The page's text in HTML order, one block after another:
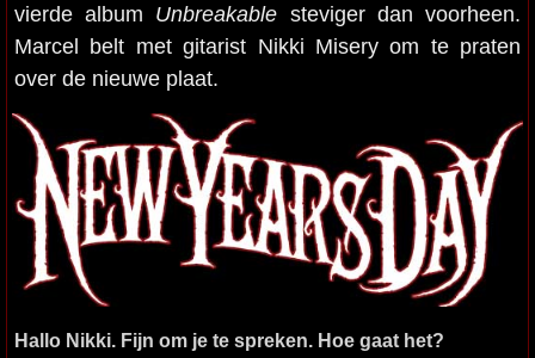
vierde album Unbreakable steviger dan voorheen.
Marcel belt met gitarist Nikki Misery om te praten
over de nieuwe plaat.
Hallo Nikki. Fijn om je te spreken. Hoe gaat het?